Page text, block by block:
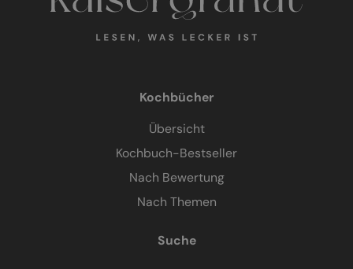
Kochbücher
Übersicht
Kochbuch-Bestseller
Nach Bewertung
Nach Themen
Suche